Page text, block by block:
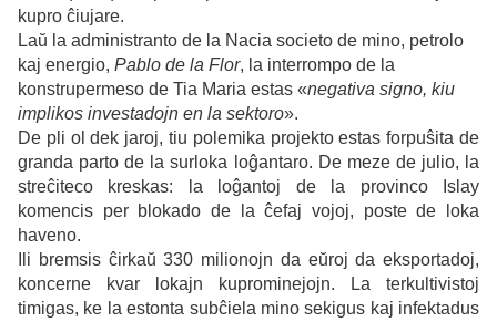
kupro ĉiujare.
Laŭ la administranto de la Nacia societo de mino, petrolo
kaj energio, Pablo de la Flor, la interrompo de la
konstrupermeso de Tia Maria estas «negativa signo, kiu
implikos investadojn en la sektoro».
De pli ol dek jaroj, tiu polemika projekto estas forpuŝita de
granda parto de la surloka loĝantaro. De meze de julio, la
streĉiteco kreskas: la loĝantoj de la provinco Islay
komencis per blokado de la ĉefaj vojoj, poste de loka
haveno.
Ili bremsis ĉirkaŭ 330 milionojn da eŭroj da eksportadoj,
koncerne kvar lokajn kuprominejojn. La terkultivistoj
timigas, ke la estonta subĉiela mino sekigus kaj infektadus